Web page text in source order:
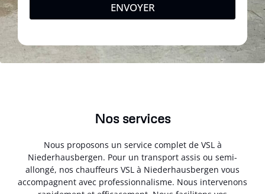
ENVOYER
Nos services
Nous proposons un service complet de VSL à
Niederhausbergen. Pour un transport assis ou semi-
allongé, nos chauffeurs VSL à Niederhausbergen vous
accompagnent avec professionnalisme. Nous intervenons